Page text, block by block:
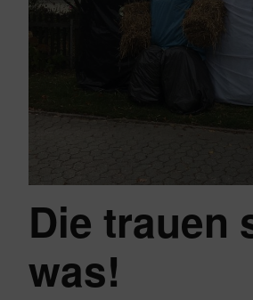
Die trauen
was!